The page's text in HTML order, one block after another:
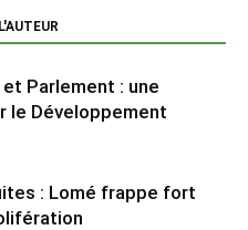
Parlement : une
le Développement
: Lomé frappe fort